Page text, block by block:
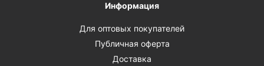
Информация
Для оптовых покупателей
Публичная оферта
Доставка